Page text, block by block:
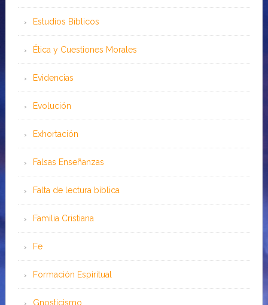
Estudios Bíblicos
Ética y Cuestiones Morales
Evidencias
Evolución
Exhortación
Falsas Enseñanzas
Falta de lectura bíblica
Familia Cristiana
Fe
Formación Espiritual
Gnosticismo